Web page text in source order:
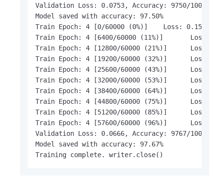
Validation Loss: 0.0753, Accuracy: 9750/10000
Model saved with accuracy: 97.50%
Train Epoch: 4 [0/60000 (0%)]    Loss: 0.155105
Train Epoch: 4 [6400/60000 (11%)]       Loss:
Train Epoch: 4 [12800/60000 (21%)]      Loss:
Train Epoch: 4 [19200/60000 (32%)]      Loss:
Train Epoch: 4 [25600/60000 (43%)]      Loss:
Train Epoch: 4 [32000/60000 (53%)]      Loss:
Train Epoch: 4 [38400/60000 (64%)]      Loss:
Train Epoch: 4 [44800/60000 (75%)]      Loss:
Train Epoch: 4 [51200/60000 (85%)]      Loss:
Train Epoch: 4 [57600/60000 (96%)]      Loss:
Validation Loss: 0.0666, Accuracy: 9767/10000
Model saved with accuracy: 97.67%
Training complete. writer.close()